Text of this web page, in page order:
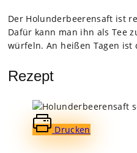
Der Holun­der­bee­ren­saft ist
Dafür kann man ihn als Tee
wür­feln. An hei­ßen Tagen ist
Rezept
Dru­cken